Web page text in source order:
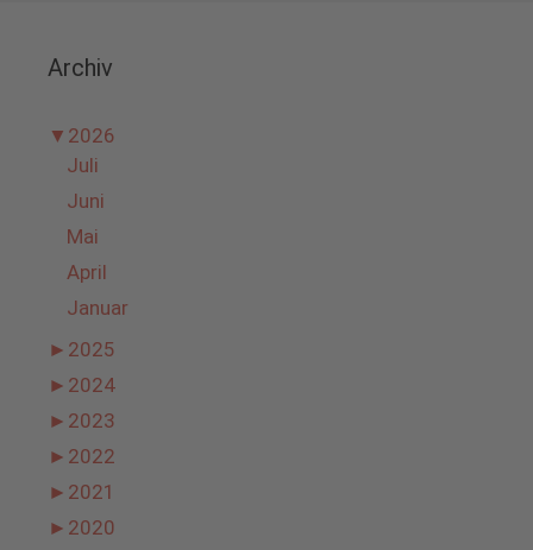
Archiv
▼ 2026
Juli
Juni
Mai
April
Januar
► 2025
► 2024
► 2023
► 2022
► 2021
► 2020